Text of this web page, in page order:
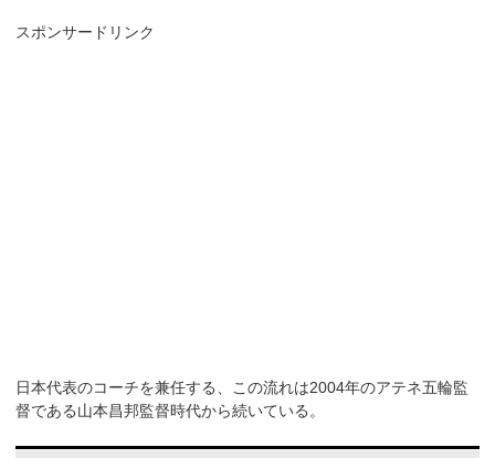
スポンサードリンク
日本代表のコーチを兼任する、この流れは2004年のアテネ五輪監
督である山本昌邦監督時代から続いている。